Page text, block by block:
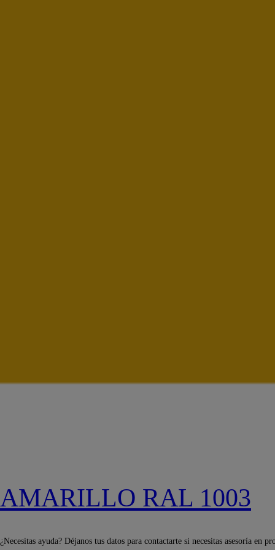
AMARILLO RAL 1003
¿Necesitas ayuda? Déjanos tus datos para contactarte si necesitas asesoría en